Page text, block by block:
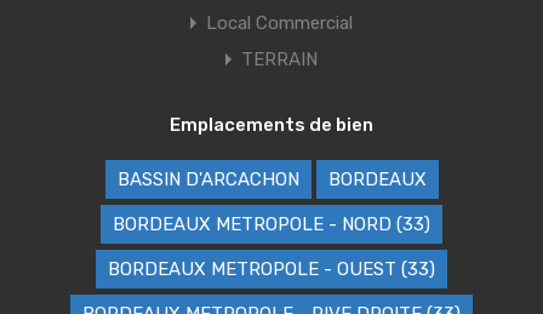
Local Commercial
TERRAIN
Emplacements de bien
BASSIN D'ARCACHON BORDEAUX
BORDEAUX METROPOLE - NORD (33)
BORDEAUX METROPOLE - OUEST (33)